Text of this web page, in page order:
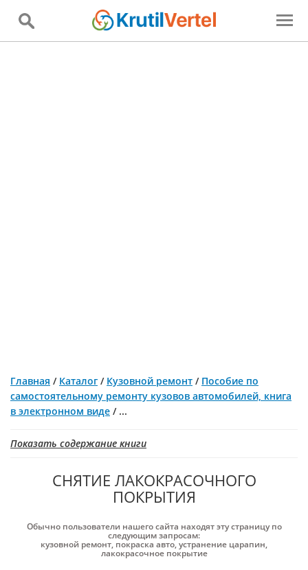
Главная / Каталог / Кузовной ремонт / Пособие по
самостоятельному ремонту кузовов автомобилей, книга
в электронном виде / ...
Показать содержание книги
СНЯТИЕ ЛАКОКРАСОЧНОГО
ПОКРЫТИЯ
Обычно пользователи нашего сайта находят эту страницу по
следующим запросам:
кузовной ремонт, покраска авто,устранение царапин,
лакокрасочное покрытие